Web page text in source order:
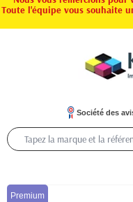
Toute l'équipe vous souhaite
Société des
Premium